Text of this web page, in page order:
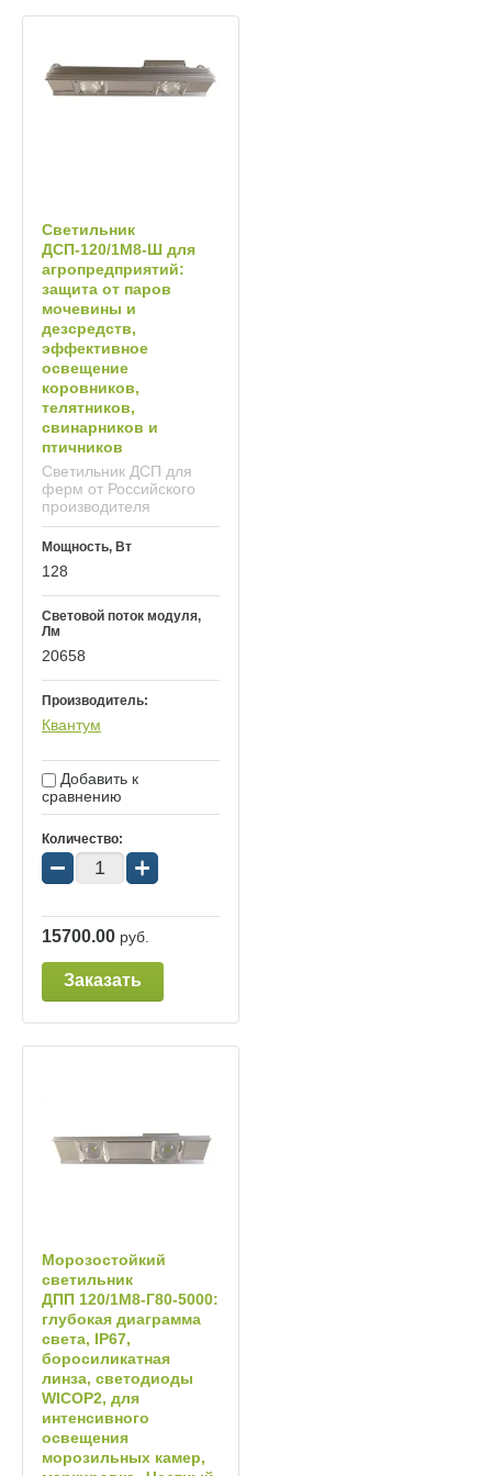
Светильник
ДСП‑120/1М8‑Ш для
агропредприятий:
защита от паров
мочевины и
дезсредств,
эффективное
освещение
коровников,
телятников,
свинарников и
птичников
Светильник ДСП для
ферм от Российского
производителя
Мощность, Вт
128
Световой поток модуля,
Лм
20658
Производитель:
Квантум
Добавить к
сравнению
Количество:
− +
15700.00 руб.
Заказать
Морозостойкий
светильник
ДПП 120/1М8‑Г80‑5000:
глубокая диаграмма
света, IP67,
боросиликатная
линза, светодиоды
WICOP2, для
интенсивного
освещения
морозильных камер,